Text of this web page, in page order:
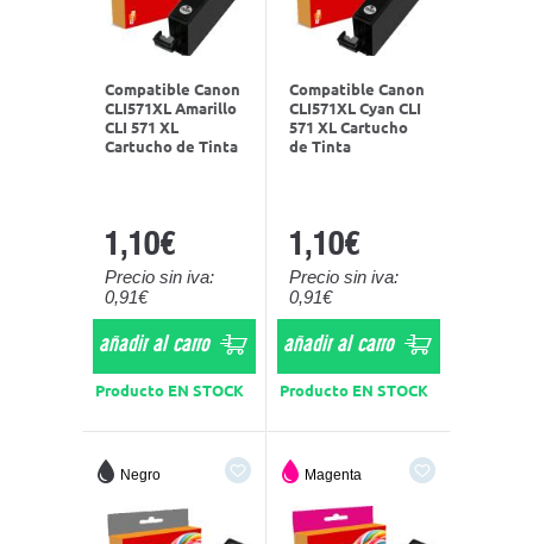
Producto EN STOCK
Compatible Canon
CLI571XL Amarillo
CLI 571 XL
Cartucho de Tinta
1,10€
Precio sin iva:
0,91€
añadir al carro
Producto EN STOCK
Compatible Canon
CLI571XL Cyan CLI
571 XL Cartucho
de Tinta
1,10€
Precio sin iva:
0,91€
añadir al carro
Negro Magenta